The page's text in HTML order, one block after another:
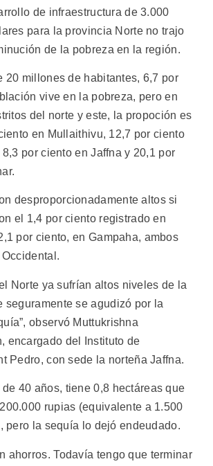
de infraestructura de 3.000
para la provincia Norte no trajo
de la pobreza en la región.
20 millones de habitantes, 6,7 por
vive en la pobreza, pero en
del norte y este, la propoción es
en Mullaithivu, 12,7 por ciento
por ciento en Jaffna y 20,1 por
desproporcionadamente altos si
el 1,4 por ciento registrado en
por ciento, en Gampaha, ambos
Norte ya sufrían altos niveles de la
seguramente se agudizó por la
observó Muttukrishna
encargado del Instituto de
Pedro, con sede la norteña Jaffna.
40 años, tiene 0,8 hectáreas que
rupias (equivalente a 1.500
pero la sequía lo dejó endeudado.
ahorros. Todavía tengo que terminar